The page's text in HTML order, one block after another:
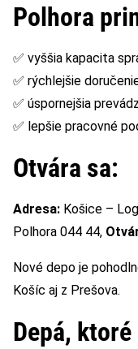
Polhora
✅ vyššia kapacita
✅ rýchlejšie
✅ úspornejšia
✅ lepšie pracovné
Otvára sa:
Adresa: Košice –
Polhora 044 44,
Nové depo je
Košíc aj z Prešova.
Depá,